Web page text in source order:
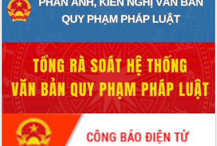
Tập huấn nâng cao năng lực triển khai
chuyển đổi số cho cán bộ, công chức
cấp xã
Quyền của người tiêu dùng Việt Nam
2026
Đẩy mạnh cải cách hành chính, quyết
tâm đạt được mục tiêu tăng trưởng
hai con số trong năm 2026
Tổ chức trang trọng Lễ hội Đền thờ
Lương Văn Chánh năm 2026
Phó Bí thư Tỉnh ủy Đắk Lắk Đỗ Hữu
Huy giữ chức Bí thư Đảng ủy Ủy Ban
Nhân dân tỉnh